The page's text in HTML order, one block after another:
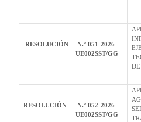
RESOLUCIÓN
N.° 051-2026-
UE002SST/GG
DE
RESOLUCIÓN
N.° 052-2026-
UE002SST/GG